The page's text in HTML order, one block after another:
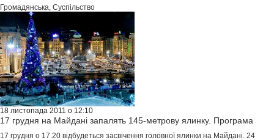
Громадянська, Суспільство
18 листопада 2011 о 12:10
17 грудня на Майдані запалять 145-метрову ялинку. Програма
17 грудня о 17.20 відбудеться засвічення головної ялинки на Майдані. 24